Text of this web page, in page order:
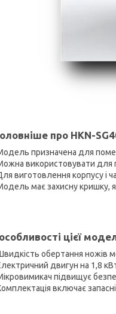
про HKN-
призначена для
використовувати для
виготовлення корпусу і
має захисну кришку,
цієї
обертання ножів
двигун на 1,8
підвищує
включає